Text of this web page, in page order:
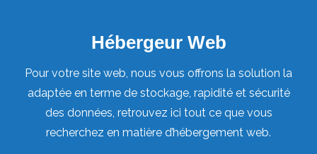
Hébergeur Web
Pour votre site web, nous vous offrons la solution la
adaptée en terme de stockage, rapidité et sécurité
des données, retrouvez ici tout ce que vous
recherchez en matière d’hébergement web.